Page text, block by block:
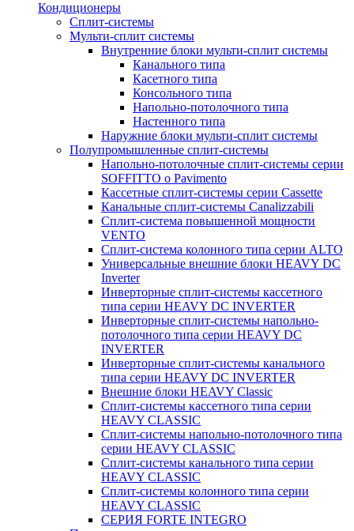
Кондиционеры
Сплит-системы
Мульти-сплит системы
Внутренние блоки мульти-сплит системы
Канального типа
Касетного типа
Консольного типа
Напольно-потолочного типа
Настенного типа
Наружние блоки мульти-сплит системы
Полупромышленные сплит-системы
Напольно-потолочные сплит-системы серии
SOFFITTO o Pavimento
Кассетные сплит-системы серии Cassette
Канальные сплит-системы Canalizzabili
Сплит-система повышенной мощности
VENTO
Сплит-система колонного типа серии ALTO
Универсальные внешние блоки HEAVY DC
Inverter
Инверторные сплит-системы кассетного
типа серии HEAVY DC INVERTER
Инверторные сплит-системы напольно-
потолочного типа серии HEAVY DC
INVERTER
Инверторные сплит-системы канального
типа серии HEAVY DC INVERTER
Внешние блоки HEAVY Classic
Сплит-системы кассетного типа серии
HEAVY CLASSIC
Сплит-системы напольно-потолочного типа
серии HEAVY CLASSIC
Сплит-системы канального типа серии
HEAVY CLASSIC
Сплит-системы колонного типа серии
HEAVY CLASSIC
СЕРИЯ FORTE INTEGRO